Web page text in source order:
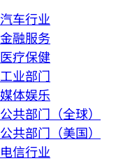
汽车行业
金融服务
医疗保健
工业部门
媒体娱乐
公共部门（全球）
公共部门（美国）
电信行业